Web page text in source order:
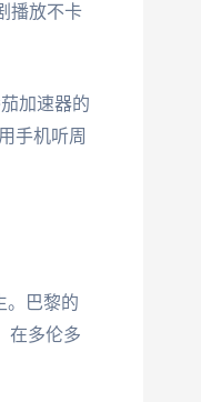
播放不卡
加速器的
手机听周
。巴黎的
在多伦多